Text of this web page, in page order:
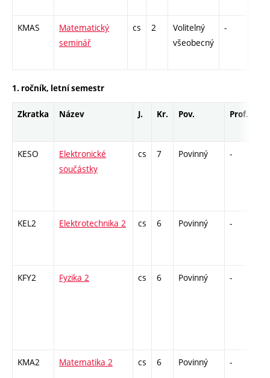
KMAS
Matematický
seminář
cs 2
Volitelný
všeobecný
-
1. ročník, letní semestr
Zkratka Název J. Kr. Pov. Prof.
KESO
Elektronické
součástky
cs 7 Povinný -
KEL2 Elektrotechnika 2 cs 6 Povinný -
KFY2 Fyzika 2 cs 6 Povinný -
KMA2 Matematika 2 cs 6 Povinný -